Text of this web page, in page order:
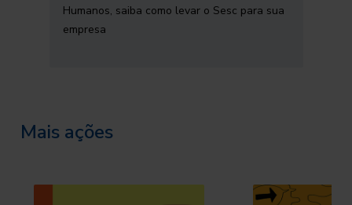
Humanos, saiba como levar o Sesc para sua
empresa
Mais ações